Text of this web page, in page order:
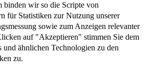
und Ausführung
binden wir so die Scripte von
für Statistiken zur Nutzung unserer
sowie zum Anzeigen relevanter
auf "Akzeptieren" stimmen Sie dem
und ähnlichen Technologien zu den
zu.